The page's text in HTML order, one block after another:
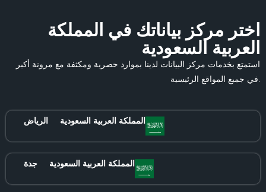
اختر مركز بياناتك في المملكة
العربية السعودية
استمتع بخدمات مركز البيانات لدينا بموارد حصرية ومكثفة مع مرونة أكبر
في جميع المواقع الرئيسية.
الرياض المملكة العربية السعودية
جدة المملكة العربية السعودية